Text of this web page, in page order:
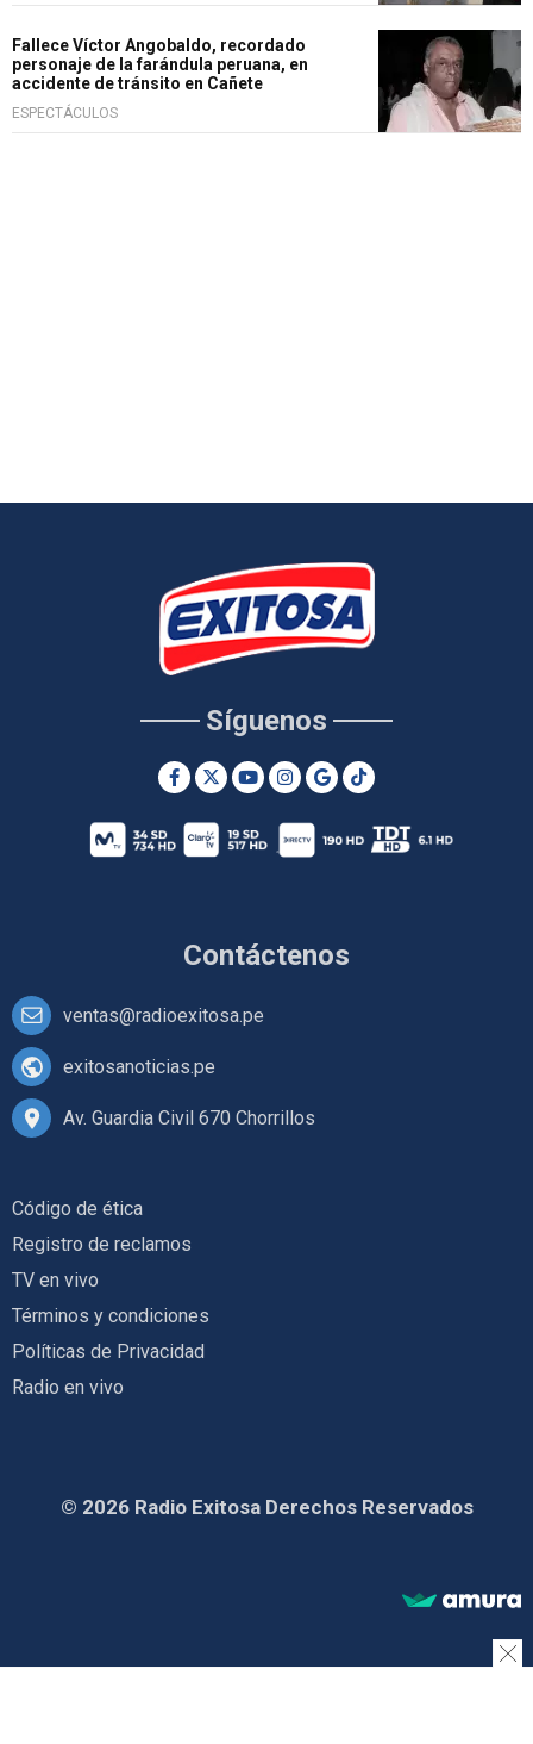
Fallece Víctor Angobaldo, recordado
personaje de la farándula peruana, en
accidente de tránsito en Cañete
ESPECTÁCULOS
Contáctenos
ventas@radioexitosa.pe
exitosanoticias.pe
Av. Guardia Civil 670 Chorrillos
Síguenos
Código de ética
Registro de reclamos
TV en vivo
Términos y condiciones
Políticas de Privacidad
Radio en vivo
© 2026 Radio Exitosa Derechos Reservados